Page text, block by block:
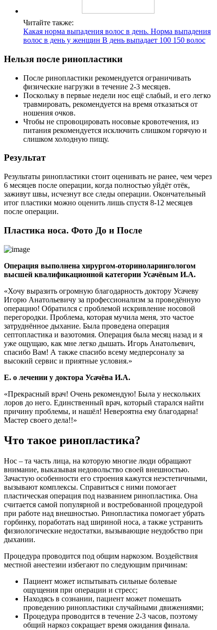
Читайте также:
Какая норма выпадения волос в день. Норма выпадения
волос в день у женщин В день выпадает 100 150 волос
Нельзя после ринопластики
После ринопластики рекомендуется ограничивать
физические нагрузки в течение 2-3 месяцев.
Поскольку в первые недели нос ещё слабый, и его легко
травмировать, рекомендуется на время отказаться от
ношения очков.
Чтобы не спровоцировать носовые кровотечения, из
питания рекомендуется исключить слишком горячую и
слишком холодную пищу.
Результат
Результаты ринопластики стоит оценивать не ранее, чем через
6 месяцев после операции, когда полностью уйдёт отёк,
заживут швы, исчезнут все следы операции. Окончательный
итог пластики можно оценить лишь спустя 8-12 месяцев
после операции.
Пластика носа. Фото До и После
Операция выполнена хирургом-оториноларингологом
высшей квалификационной категории Усачёвым И.А.
«Хочу выразить огромную благодарность доктору Усачеву
Игорю Анатольевичу за профессионализм за проведённую
операцию! Обратился с проблемой искривление носовой
перегородки. Проблема, которая мучила меня, это частое
затруднённое дыхание. Была проведена операция
септопластика и вазотомия. Операция была месяц назад и я
уже ощущаю, как мне легко дышать. Игорь Анатольевич,
спасибо Вам! А также спасибо всему медперсоналу за
высокий сервис и приятные условия.»
Е. о лечении у доктора Усачёва И.А.
«Прекрасный врач! Очень рекомендую! Была у нескольких
лоров до него. Единственный врач, который старался найти
причину проблемы, и нашёл! Невероятна ему благодарна!
Мастер своего дела!!»
Что такое ринопластика?
Нос – та часть лица, на которую многие люди обращают
внимание, выказывая недовольство своей внешностью.
Зачастую особенности его строения кажутся неэстетичными,
вызывают комплексы. Справиться с ними помогает
пластическая операция под названием ринопластика. Она
считается самой популярной и востребованной процедурой
при работе над внешностью. Ринопластика помогает убрать
горбинку, поработать над шириной носа, а также устранить
физиологические недостатки, вызывающие неудобство при
дыхании.
Процедура проводится под общим наркозом. Воздействия
местной анестезии избегают по следующим причинам:
Пациент может испытывать сильные болевые
ощущения при операции и стресс;
Находясь в сознании, пациент может помешать
проведению ринопластики случайными движениями;
Процедура проводится в течение 2-3 часов, поэтому
общий наркоз сокращает время ожидания финала.